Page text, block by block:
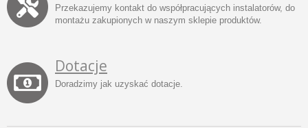
Przekazujemy kontakt do współpracujących instalatorów, do
montażu zakupionych w naszym sklepie produktów.
Dotacje
Doradzimy jak uzyskać dotacje.